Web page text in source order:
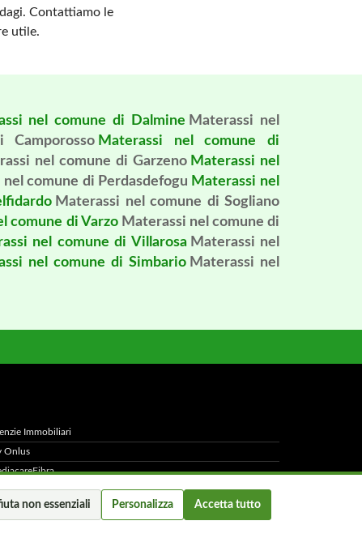
Contattiamo le
utile.
nel comune di Dalmine Materassi nel
Materassi nel comune di
nel comune di Garzeno Materassi nel
nel comune di Perdasdefogu Materassi nel
Materassi nel comune di Sogliano
comune di Varzo Materassi nel comune di
nel comune di Villarosa Materassi nel
nel comune di Simbario Materassi nel
Immobiliari
Onlus
e non essenziali Personalizza Accetta tutto